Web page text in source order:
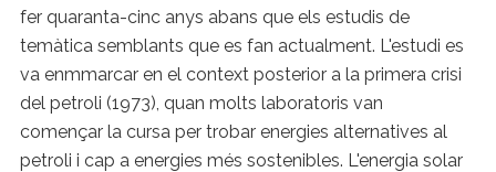
fer quaranta-cinc anys abans que els estudis de
temàtica semblants que es fan actualment. L'estudi es
va enmmarcar en el context posterior a la primera crisi
del petroli (1973), quan molts laboratoris van
començar la cursa per trobar energies alternatives al
petroli i cap a energies més sostenibles. L'energia solar